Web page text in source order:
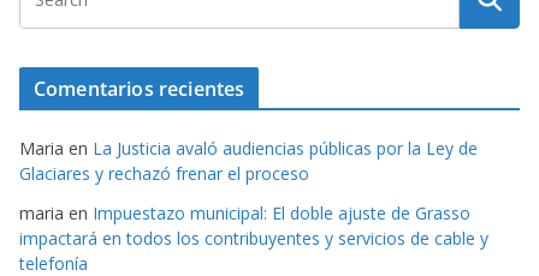
Comentarios recientes
Maria en La Justicia avaló audiencias públicas por la Ley de
Glaciares y rechazó frenar el proceso
maria en Impuestazo municipal: El doble ajuste de Grasso
impactará en todos los contribuyentes y servicios de cable y
telefonía